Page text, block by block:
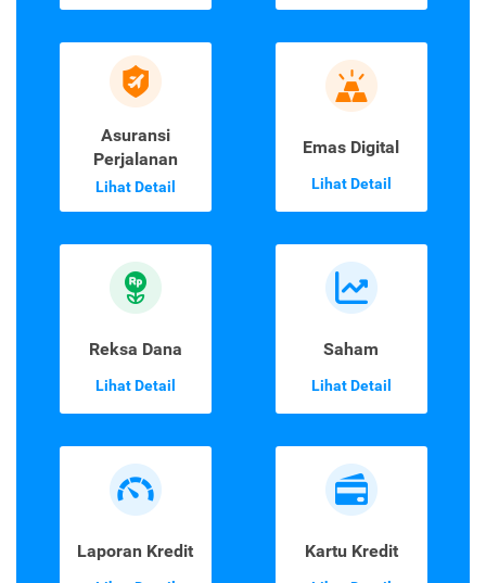
Asuransi
Perjalanan
Lihat Detail
Emas Digital
Lihat Detail
Reksa Dana
Lihat Detail
Saham
Lihat Detail
Laporan Kredit Kartu Kredit